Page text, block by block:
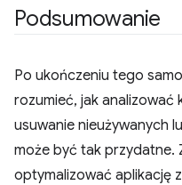
Podsumowanie
Po ukończeniu tego
rozumieć, jak
usuwanie nieużywanych
może być tak przydatne.
optymalizować aplikację